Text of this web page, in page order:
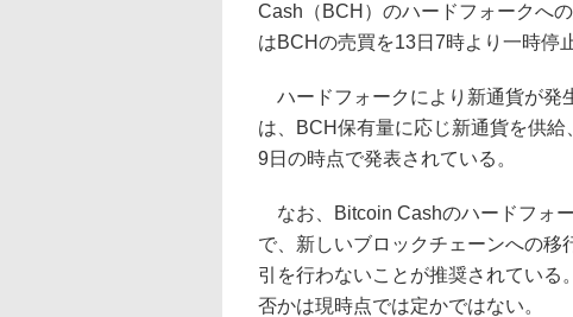
Cash（BCH）のハードフォークへ
はBCHの売買を13日7時より一時停
ハードフォークにより新通貨が発
は、BCH保有量に応じ新通貨を供
9日の時点で発表されている。
なお、Bitcoin Cashのハードフォ
で、新しいブロックチェーンへの移
引を行わないことが推奨されてい
否かは現時点では定かではない。